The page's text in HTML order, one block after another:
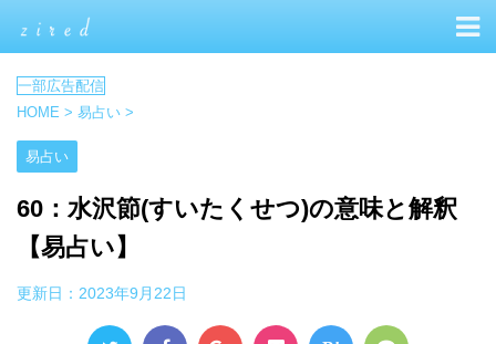
HOME > 易占い >
易占い
60：水沢節(すいたくせつ)の意味と解釈
【易占い】
更新日： 2023年9月22日